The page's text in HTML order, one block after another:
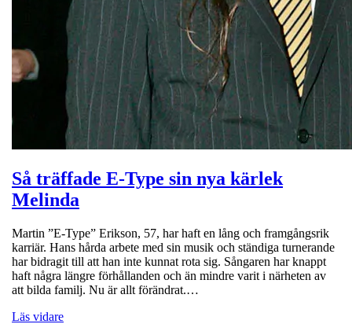
Så träffade E-Type sin nya kärlek
Melinda
Martin ”E-Type” Erikson, 57, har haft en lång och framgångsrik
karriär. Hans hårda arbete med sin musik och ständiga turnerande
har bidragit till att han inte kunnat rota sig. Sångaren har knappt
haft några längre förhållanden och än mindre varit i närheten av
att bilda familj. Nu är allt förändrat.…
Läs vidare